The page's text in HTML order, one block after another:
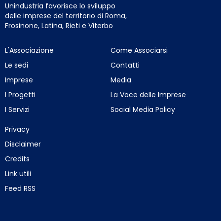
Unindustria favorisce lo sviluppo
delle imprese del territorio di Roma,
Frosinone, Latina, Rieti e Viterbo
L'Associazione
Le sedi
Imprese
I Progetti
I Servizi
Come Associarsi
Contatti
Media
La Voce delle Imprese
Social Media Policy
Privacy
Disclaimer
Credits
Link utili
Feed RSS